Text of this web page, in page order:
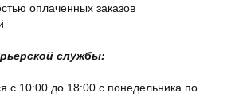
оплаченных заказов
службы:
с 10:00 до 18:00 с понедельника по